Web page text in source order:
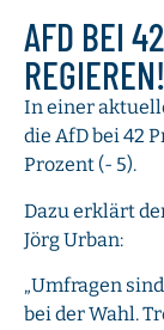
AFD BEI
REGIEREN!
In einer
die AfD bei 42
Prozent (- 5).
Dazu erklärt
Jörg Urban:
„Umfragen
bei der Wahl.